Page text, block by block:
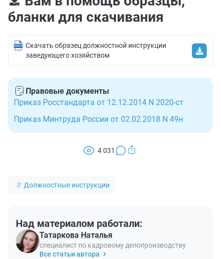
профессиональным качествам специалиста, а не к
полу или возрасту.
2487-1).
профстандарты, например, государственные
внебюджетные фонды; государственные и
бланки для скачивания
Скачать образец должностной инструкции
заведующего хозяйством
Правовые документы
Приказ Росстандарта от 12.12.2014 N 2020-ст
Приказ Минтруда России от 02.02.2018 N 49н
4 031
Должностные инструкции
Над материалом работали:
Татаркова Наталья
специалист по кадровому делопроизводству
Все статьи автора